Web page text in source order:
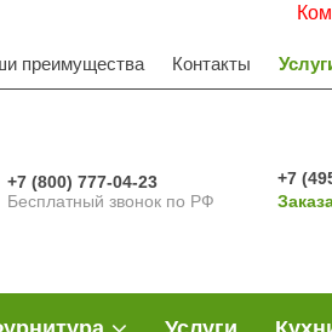
преимущества Контакты
+7 (800) 777-04-23
Бесплатный звонок по РФ
+7